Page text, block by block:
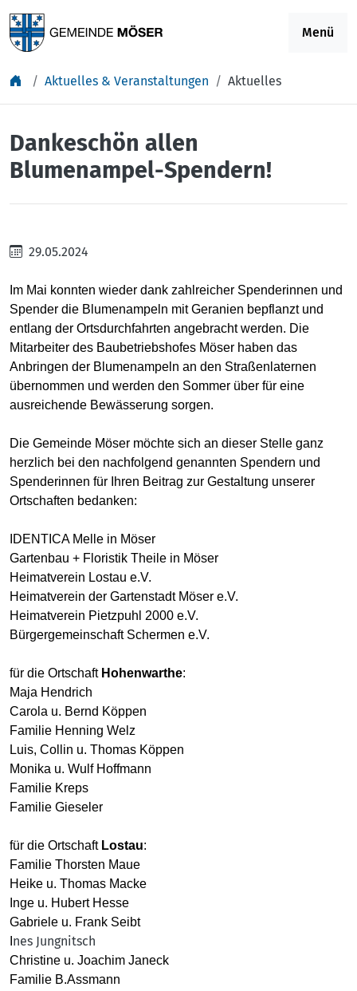
Menü
Aktuelles & Veranstaltungen Aktuelles
Dankeschön allen
Blumenampel-Spendern!
29.05.2024
Im Mai konnten wieder dank zahlreicher Spenderinnen und
Spender die Blumenampeln mit Geranien bepflanzt und
entlang der Ortsdurchfahrten angebracht werden. Die
Mitarbeiter des Baubetriebshofes Möser haben das
Anbringen der Blumenampeln an den Straßenlaternen
übernommen und werden den Sommer über für eine
ausreichende Bewässerung sorgen.
Die Gemeinde Möser möchte sich an dieser Stelle ganz
herzlich bei den nachfolgend genannten Spendern und
Spenderinnen für Ihren Beitrag zur Gestaltung unserer
Ortschaften bedanken:
IDENTICA Melle in Möser
Gartenbau + Floristik Theile in Möser
Heimatverein Lostau e.V.
Heimatverein der Gartenstadt Möser e.V.
Heimatverein Pietzpuhl 2000 e.V.
Bürgergemeinschaft Schermen e.V.
für die Ortschaft Hohenwarthe:
Maja Hendrich
Carola u. Bernd Köppen
Familie Henning Welz
Luis, Collin u. Thomas Köppen
Monika u. Wulf Hoffmann
Familie Kreps
Familie Gieseler
für die Ortschaft Lostau:
Familie Thorsten Maue
Heike u. Thomas Macke
Inge u. Hubert Hesse
Gabriele u. Frank Seibt
nes Jungnitsch
Christine u. Joachim Janeck
Familie B.Assmann